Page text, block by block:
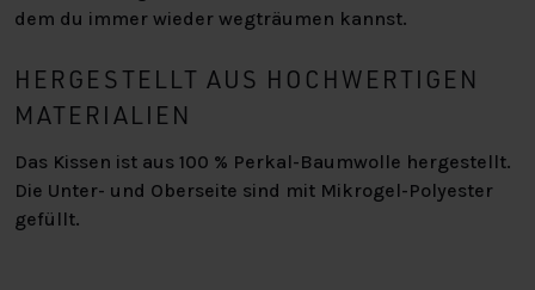
dem du immer wieder wegträumen kannst.
HERGESTELLT AUS HOCHWERTIGEN
MATERIALIEN
Das Kissen ist aus 100 % Perkal-Baumwolle hergestellt.
Die Unter- und Oberseite sind mit Mikrogel-Polyester
gefüllt.